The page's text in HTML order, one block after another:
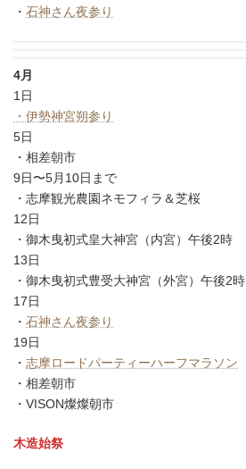
・ 石神さん夜参り
4月
1日
・伊勢神宮朔参り
5日
・相差朝市
9日〜5月10日まで
・志摩観光農園ネモフィラ＆芝桜
12日
・御木曳初式皇大神宮（内宮）午後2時
13日
・御木曳初式豊受大神宮（外宮）午後2時
17日
・ 石神さん夜参り
19日
・ 志摩ロードパーティーハーフマラソン
・相差朝市
・VISON燦燦朝市
木造始祭